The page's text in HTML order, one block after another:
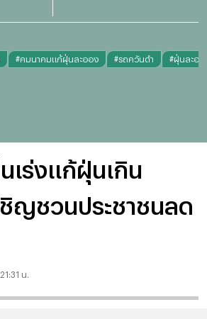
#คมนาคมแก้ฝุ่นละออง #รถควันดำ #ฝุ่นละออ
เร่งแก้ฝุ่นเกิน
ชิญชวนประชาชนลด
น.